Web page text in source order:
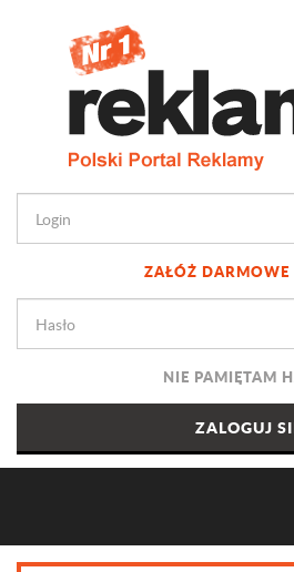
ZAŁÓŻ
NIE PAMIĘTAM